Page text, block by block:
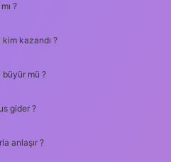
?
kim kazandı ?
mü ?
gider ?
anlaşır ?